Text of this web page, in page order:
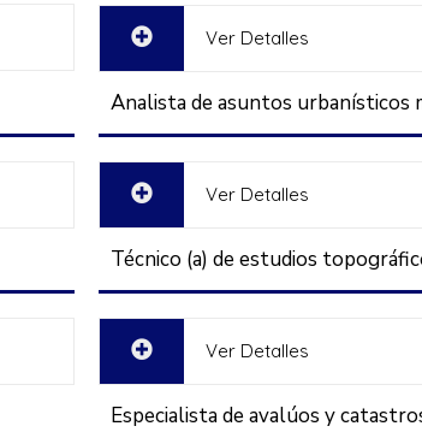
Ver Detalles
Analista de asuntos urbanísticos
Ver Detalles
Técnico (a) de estudios
Ver Detalles
Especialista de avalúos y